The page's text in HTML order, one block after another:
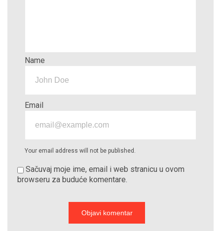
Name
Email
Your email address will not be published.
Sačuvaj moje ime, email i web stranicu u ovom
browseru za buduće komentare.